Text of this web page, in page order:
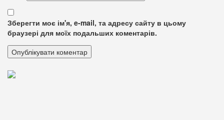
Зберегти моє ім'я, e-mail, та адресу сайту в цьому
браузері для моїх подальших коментарів.